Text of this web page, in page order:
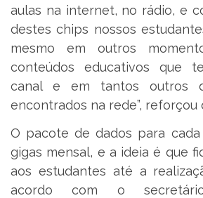
aulas na internet, no rádio, e
destes chips nossos
mesmo em outros
conteúdos educativos que
canal e em tantos outros
encontrados na rede”, reforçou
O pacote de dados para
gigas mensal, e a ideia é que
aos estudantes até a
acordo com o